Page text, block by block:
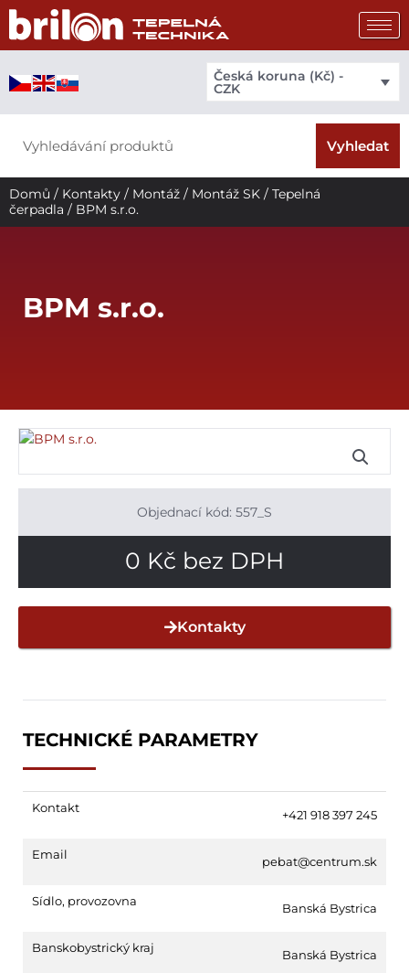
Přeskočit
obsah
Česká koruna (Kč) -
CZK
Vyhledat
Domů / Kontakty / Montáž / Montáž SK / Tepelná
čerpadla / BPM s.r.o.
BPM s.r.o.
TECHNICKÉ PARAMETRY
Kontakt +421 918 397 245
Email pebat@centrum.sk
Sídlo, provozovna Banská Bystrica
Banskobystrický kraj Banská Bystrica
Objednací kód: 557_S
0 Kč bez DPH
Kontakty